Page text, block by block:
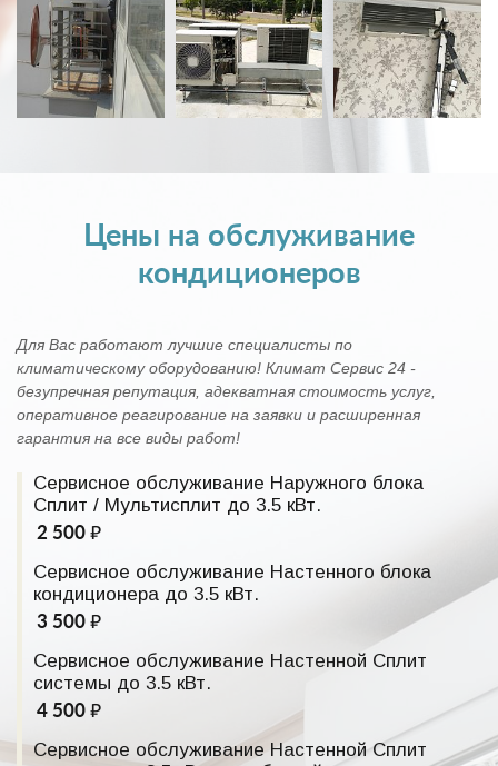
Цены на обслуживание
кондиционеров
Для Вас работают лучшие специалисты по
климатическому оборудованию! Климат Сервис 24 -
безупречная репутация, адекватная стоимость услуг,
оперативное реагирование на заявки и расширенная
гарантия на все виды работ!
Сервисное обслуживание Наружного блока
Сплит / Мультисплит до 3.5 кВт.
2 500 ₽
Сервисное обслуживание Настенного блока
кондиционера до 3.5 кВт.
3 500 ₽
Сервисное обслуживание Настенной Сплит
системы до 3.5 кВт.
4 500 ₽
Сервисное обслуживание Настенной Сплит